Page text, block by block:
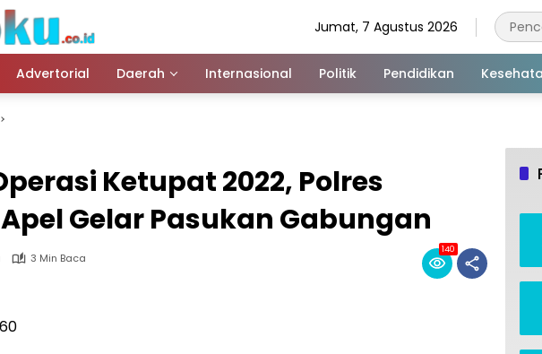
Jumat, 7 Agustus 2026
Advertorial Daerah Internasional Politik Pendidikan
Ketupat 2022, Polres
Gelar Pasukan Gabungan
3 Min Baca
140